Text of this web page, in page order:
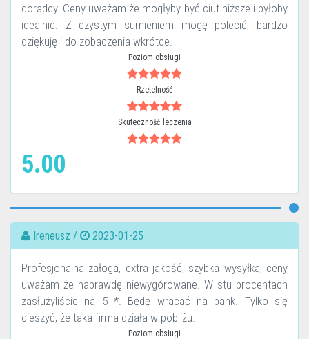
doradcy. Ceny uważam że mogłyby być ciut niższe i byłoby
idealnie. Z czystym sumieniem mogę polecić, bardzo
dziękuję i do zobaczenia wkrótce.
Poziom obsługi
Rzetelność
Skuteczność leczenia
5.00
Ireneusz / 2023-01-25
Profesjonalna załoga, extra jakość, szybka wysyłka, ceny
uważam że naprawdę niewygórowane. W stu procentach
zasłużyliście na 5 *. Będę wracać na bank. Tylko się
cieszyć, że taka firma działa w pobliżu.
Poziom obsługi